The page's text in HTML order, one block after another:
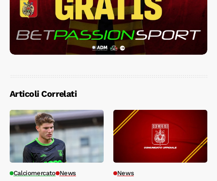
Articoli Correlati
Calciomercato News News